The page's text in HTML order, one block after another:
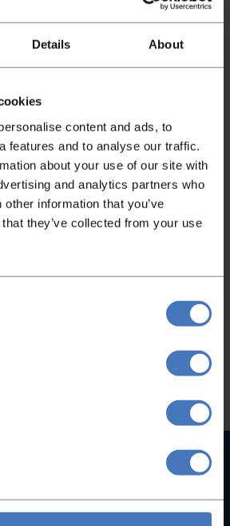
Details About
content and ads, to
features and to analyse our traffic.
about your use of our site with
and analytics partners who
information that you’ve
they’ve collected from your use
Bekijk video
wat je zocht?
wat u zocht, neem
met ons op en wij helpen